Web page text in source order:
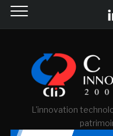
L'innovation